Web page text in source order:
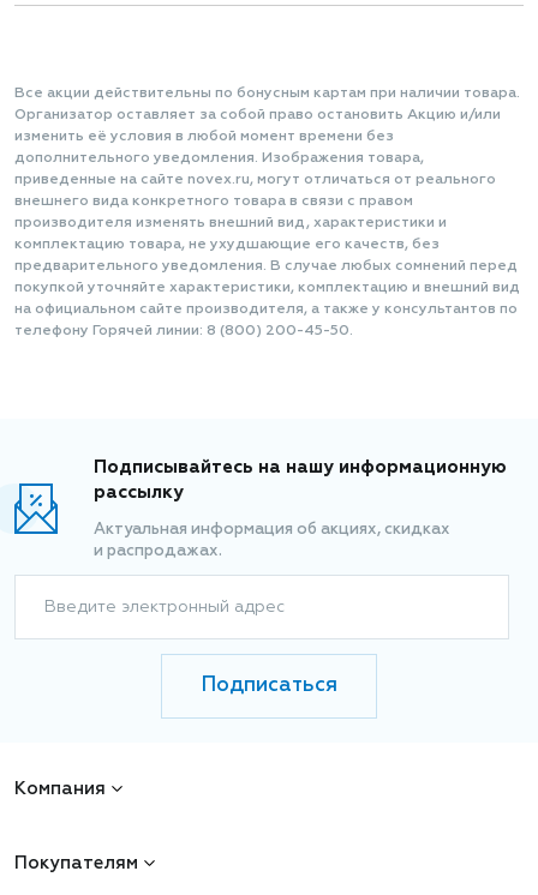
Все акции действительны по бонусным картам при наличии товара.
Организатор оставляет за собой право остановить Акцию и/или
изменить её условия в любой момент времени без
дополнительного уведомления. Изображения товара,
приведенные на сайте novex.ru, могут отличаться от реального
внешнего вида конкретного товара в связи с правом
производителя изменять внешний вид, характеристики и
комплектацию товара, не ухудшающие его качеств, без
предварительного уведомления. В случае любых сомнений перед
покупкой уточняйте характеристики, комплектацию и внешний вид
на официальном сайте производителя, а также у консультантов по
телефону Горячей линии: 8 (800) 200-45-50.
Подписывайтесь на нашу информационную
рассылку
Актуальная информация об акциях, скидках
и распродажах.
Введите электронный адрес
Подписаться
Компания
Покупателям